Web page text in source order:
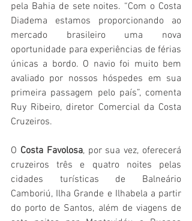
pela Bahia de sete noites. “Com o Costa
Diadema estamos proporcionando ao
mercado brasileiro uma nova
oportunidade para experiências de férias
únicas a bordo. O navio foi muito bem
avaliado por nossos hóspedes em sua
primeira passagem pelo país”, comenta
Ruy Ribeiro, diretor Comercial da Costa
Cruzeiros.
O Costa Favolosa, por sua vez, oferecerá
cruzeiros três e quatro noites pelas
cidades turísticas de Balneário
Camboriú, Ilha Grande e Ilhabela a partir
do porto de Santos, além de viagens de